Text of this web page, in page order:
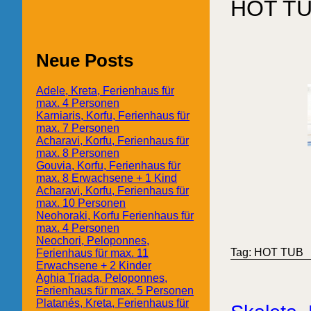
HOT
Tag: HOT TUB
Neue Posts
Adele, Kreta, Ferienhaus für
max. 4 Personen
Karniaris, Korfu, Ferienhaus für
max. 7 Personen
Acharavi, Korfu, Ferienhaus für
max. 8 Personen
Gouvia, Korfu, Ferienhaus für
max. 8 Erwachsene + 1 Kind
Acharavi, Korfu, Ferienhaus für
max. 10 Personen
Neohoraki, Korfu Ferienhaus für
max. 4 Personen
Neochori, Peloponnes,
Ferienhaus für max. 11
Erwachsene + 2 Kinder
Aghia Triada, Peloponnes,
Ferienhaus für max. 5 Personen
Platanés, Kreta, Ferienhaus für